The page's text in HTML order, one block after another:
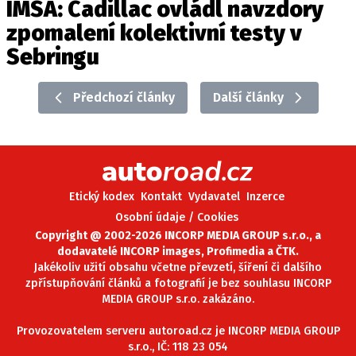
Provozovatelem serveru autoroad.cz je
INCORP MEDIA GROUP s.r.o., IČ: 118 23 054
IMSA: Cadillac ovládl navzdory
zpomalení kolektivní testy v
Sebringu
Předchozí články Další články
Etický kodex Kontakt Vydavatel Inzerce
Osobní údaje / Cookies
Copyright @ 2002-2026 INCORP MEDIA GROUP s.r.o., a
dodavatelé INCORP images, Profimedia a ČTK.
Jakékoliv užití obsahu včetne převzetí, šíření či dalšího
zpřístupňování článků a fotografií je bez souhlasu INCORP
MEDIA GROUP s.r.o. zakázáno.
Provozovatelem serveru autoroad.cz je INCORP MEDIA GROUP
s.r.o., IČ: 118 23 054